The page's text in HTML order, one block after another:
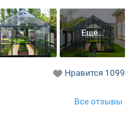
Нравится 1099
Все отзывы